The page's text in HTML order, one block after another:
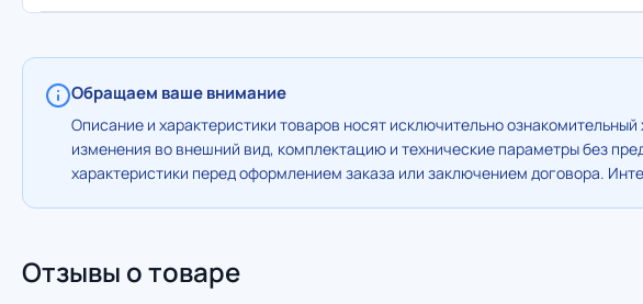
Обращаем ваше внимание
Описание и характеристики товаров носят исключительно
изменения во внешний вид, комплектацию и технические параметры без
характеристики перед оформлением заказа или заключением договора.
Отзывы о товаре